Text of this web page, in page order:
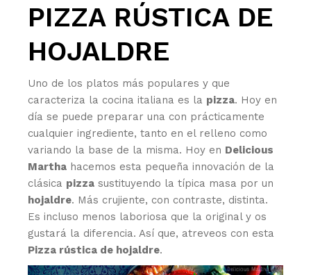
PIZZA RÚSTICA DE
HOJALDRE
Uno de los platos más populares y que
caracteriza la cocina italiana es la pizza. Hoy en
día se puede preparar una con prácticamente
cualquier ingrediente, tanto en el relleno como
variando la base de la misma. Hoy en Delicious
Martha hacemos esta pequeña innovación de la
clásica pizza sustituyendo la típica masa por un
hojaldre. Más crujiente, con contraste, distinta.
Es incluso menos laboriosa que la original y os
gustará la diferencia. Así que, atreveos con esta
Pizza rústica de hojaldre.